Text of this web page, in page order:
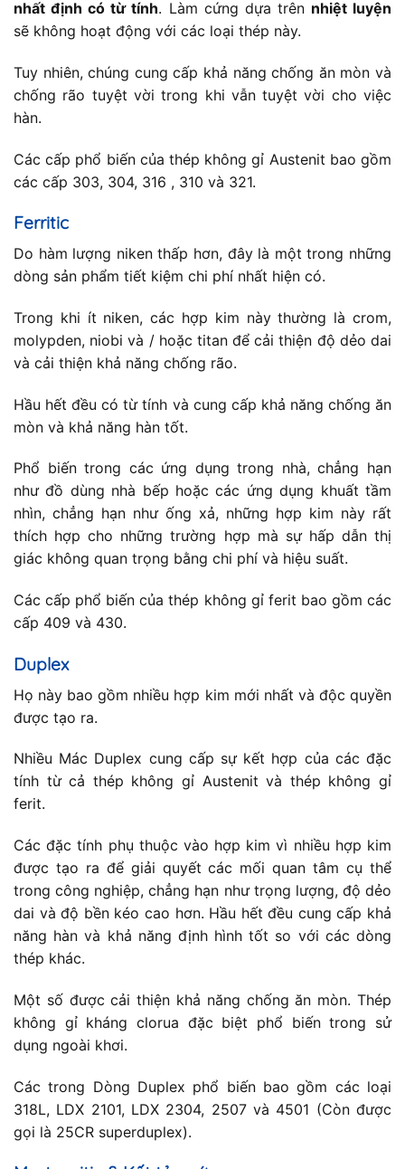
nhất định có từ tính. Làm cứng dựa trên nhiệt luyện
sẽ không hoạt động với các loại thép này.
Tuy nhiên, chúng cung cấp khả năng chống ăn mòn và
chống rão tuyệt vời trong khi vẫn tuyệt vời cho việc
hàn.
Các cấp phổ biến của thép không gỉ Austenit bao gồm
các cấp 303, 304, 316 , 310 và 321.
Ferritic
Do hàm lượng niken thấp hơn, đây là một trong những
dòng sản phẩm tiết kiệm chi phí nhất hiện có.
Trong khi ít niken, các hợp kim này thường là crom,
molypden, niobi và / hoặc titan để cải thiện độ dẻo dai
và cải thiện khả năng chống rão.
Hầu hết đều có từ tính và cung cấp khả năng chống ăn
mòn và khả năng hàn tốt.
Phổ biến trong các ứng dụng trong nhà, chẳng hạn
như đồ dùng nhà bếp hoặc các ứng dụng khuất tầm
nhìn, chẳng hạn như ống xả, những hợp kim này rất
thích hợp cho những trường hợp mà sự hấp dẫn thị
giác không quan trọng bằng chi phí và hiệu suất.
Các cấp phổ biến của thép không gỉ ferit bao gồm các
cấp 409 và 430.
Duplex
Họ này bao gồm nhiều hợp kim mới nhất và độc quyền
được tạo ra.
Nhiều Mác Duplex cung cấp sự kết hợp của các đặc
tính từ cả thép không gỉ Austenit và thép không gỉ
ferit.
Các đặc tính phụ thuộc vào hợp kim vì nhiều hợp kim
được tạo ra để giải quyết các mối quan tâm cụ thể
trong công nghiệp, chẳng hạn như trọng lượng, độ dẻo
dai và độ bền kéo cao hơn. Hầu hết đều cung cấp khả
năng hàn và khả năng định hình tốt so với các dòng
thép khác.
Một số được cải thiện khả năng chống ăn mòn. Thép
không gỉ kháng clorua đặc biệt phổ biến trong sử
dụng ngoài khơi.
Các trong Dòng Duplex phổ biến bao gồm các loại
318L, LDX 2101, LDX 2304, 2507 và 4501 (Còn được
gọi là 25CR superduplex).